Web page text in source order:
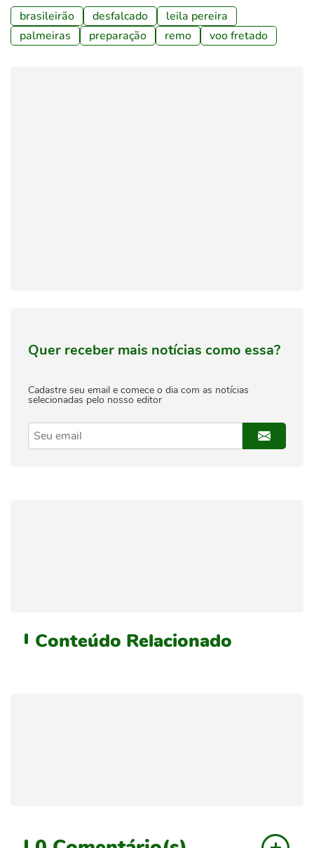
brasileirão desfalcado
leila pereira
palmeiras
preparação remo voo fretado
Quer receber mais notícias como essa?
Cadastre seu email e comece o dia com as notícias
selecionadas pelo nosso editor
Conteúdo Relacionado